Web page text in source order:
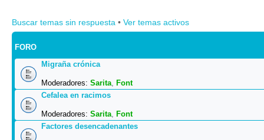
Buscar temas sin respuesta • Ver temas activos
FORO
Migraña crónica
Moderadores: Sarita, Font
Cefalea en racimos
Moderadores: Sarita, Font
Factores desencadenantes